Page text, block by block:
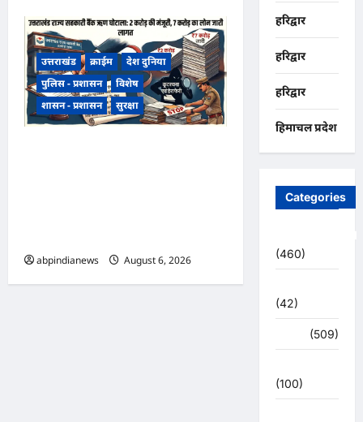
उत्तराखंड क्राईम
देश दुनिया
पुलिस - प्रशासन
विशेष
शासन - प्रशासन
सुरक्षा
abpindianews August 6, 2026
हरिद्वार
हरिद्वार
हरिद्वार
हिमाचल प्रदेश
Categories
(460)
(42)
(509)
(100)